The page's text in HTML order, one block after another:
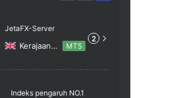
JetaFX-Server
Kerajaan Inggris MT5
2
Indeks pengaruh NO.1